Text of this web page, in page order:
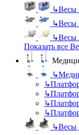
↳Весы
↳Весы
↳Весы
Показать все
↳
↳
↳
↳
↳
↳Весы